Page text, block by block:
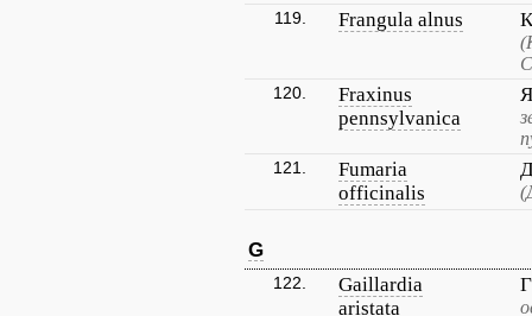
119. Frangula alnus
120.
Fraxinus
pennsylvanica
121.
Fumaria
officinalis
G
122.
Gaillardia
aristata